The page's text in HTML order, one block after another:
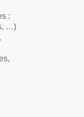
:
…)